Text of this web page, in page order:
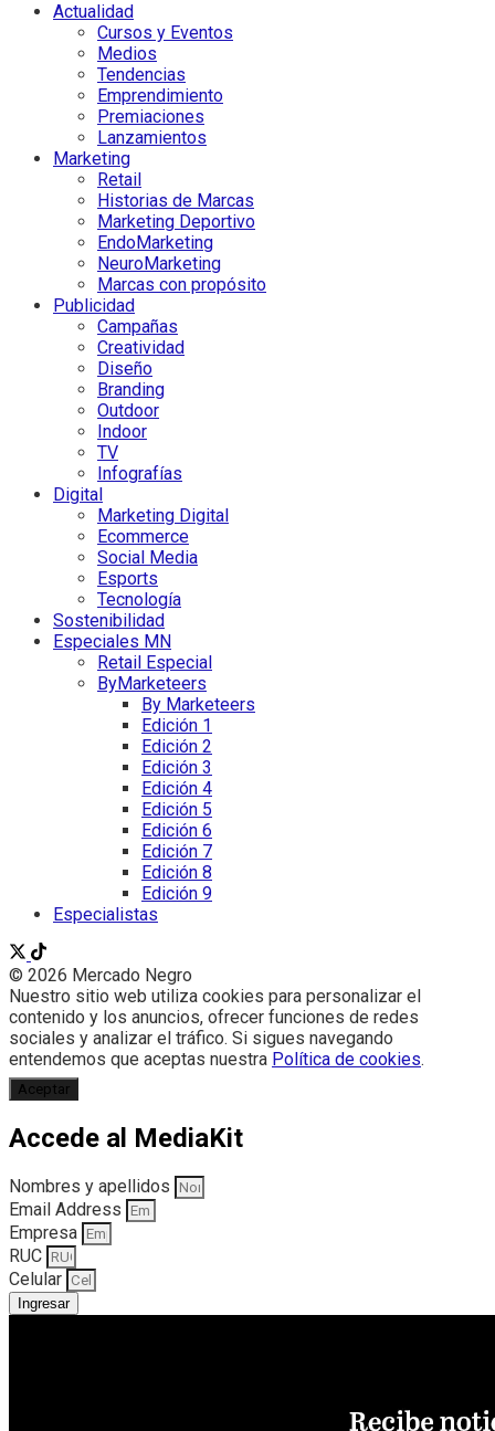
Actualidad
Cursos y Eventos
Medios
Tendencias
Emprendimiento
Premiaciones
Lanzamientos
Marketing
Retail
Historias de Marcas
Marketing Deportivo
EndoMarketing
NeuroMarketing
Marcas con propósito
Publicidad
Campañas
Creatividad
Diseño
Branding
Outdoor
Indoor
TV
Infografías
Digital
Marketing Digital
Ecommerce
Social Media
Esports
Tecnología
Sostenibilidad
Especiales MN
Retail Especial
ByMarketeers
By Marketeers
Edición 1
Edición 2
Edición 3
Edición 4
Edición 5
Edición 6
Edición 7
Edición 8
Edición 9
Especialistas
© 2026 Mercado Negro
Nuestro sitio web utiliza cookies para personalizar el
contenido y los anuncios, ofrecer funciones de redes
sociales y analizar el tráfico. Si sigues navegando
entendemos que aceptas nuestra Política de cookies.
Aceptar
Accede al MediaKit
Nombres y apellidos
Email Address
Empresa
RUC
Celular
Ingresar